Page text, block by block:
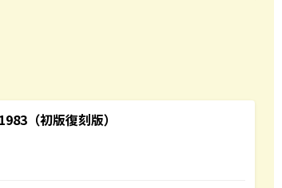
（初版復刻版）